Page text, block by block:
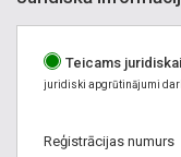
Teicams
juridiski apgrūtinājumi
Reģistrācijas numurs